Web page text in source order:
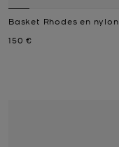
Basket Rhodes en nylon
Prix actuel
150 €